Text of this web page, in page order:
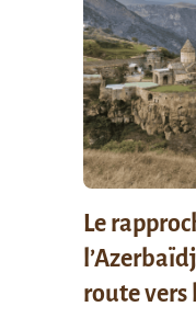
Le
route vers